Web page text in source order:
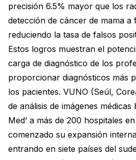
precisión 6.5% mayor que los
detección de cáncer de mama a
reduciendo la tasa de falsos
Estos logros muestran el
carga de diagnóstico de los
proporcionar diagnósticos más
los pacientes. VUNO (Seúl,
de análisis de imágenes médicas
Med’ a más de 200 hospitales
comenzado su expansión
entrando en siete países del